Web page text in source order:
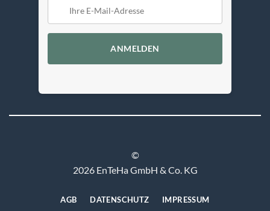
ANMELDEN
©
2026 EnTeHa GmbH & Co. KG
AGB DATENSCHUTZ IMPRESSUM